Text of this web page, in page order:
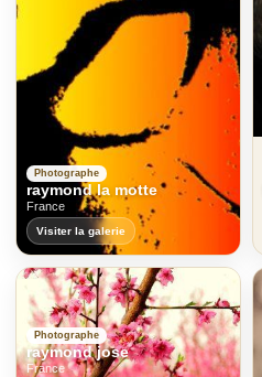
Photographe
raymond la motte
France
Visiter la galerie
Photographe
raymond jose
France